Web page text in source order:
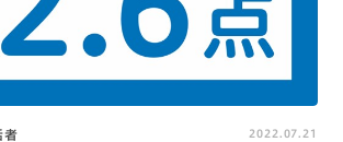
者 2022.07.21